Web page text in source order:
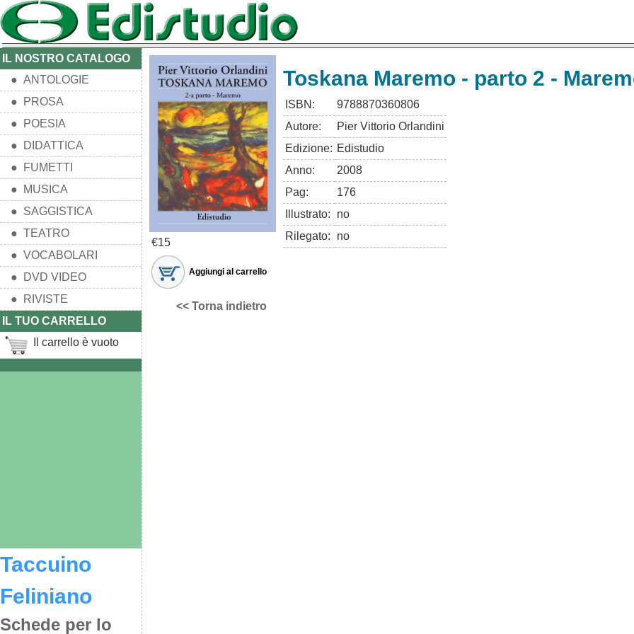
IL NOSTRO CATALOGO
● ANTOLOGIE
● PROSA
● POESIA
● DIDATTICA
● FUMETTI
● MUSICA
● SAGGISTICA
● TEATRO
● VOCABOLARI
● DVD VIDEO
● RIVISTE
IL TUO CARRELLO
Il carrello è vuoto
Taccuino
Feliniano
Schede per lo
€15
Aggiungi al carrello
<< Torna indietro
Toskana Maremo - parto 2 -
ISBN:
9788870360806
Autore:
Pier Vittorio Orlandini
Edizione: Edistudio
Anno:
2008
Pag:
176
Illustrato:
no
Rilegato:
no